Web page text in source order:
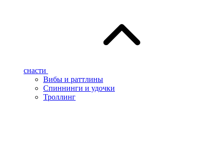
снасти
Вибы и раттлины
Спиннинги и удочки
Троллинг